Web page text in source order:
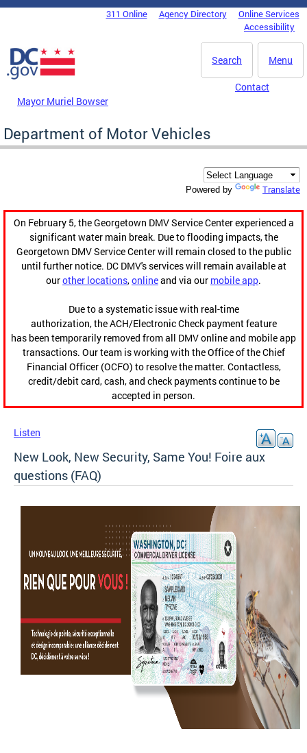
Skip to main content
DC Agency Top Menu311 Online Agency Directory
Online Services
Accessibility
Menu
Search
Mayor Muriel Bowser
Contact
Department of Motor Vehicles
Powered by Translate
On February 5, the Georgetown DMV Service Center experienced a
significant water main break. Due to flooding impacts, the
Georgetown DMV Service Center will remain closed to the public
until further notice. DC DMV's services will remain available at
ourother locations,onlineand via our mobile app.
Due to a systematic issue with real-time
authorization, the ACH/Electronic Check payment feature
has been temporarily removed from all DMV online and mobile app
transactions. Our team is working with the Office of the Chief
Financial Officer (OCFO) to resolve the matter. Contactless,
credit/debit card, cash, and check payments continue to be
accepted in person.
Listen
New Look, New Security, Same You! Foire aux
questions (FAQ)